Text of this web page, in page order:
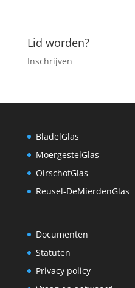
Lid worden?
Inschrijven
BladelGlas
MoergestelGlas
OirschotGlas
Reusel-DeMierdenGlas
Documenten
Statuten
Privacy policy